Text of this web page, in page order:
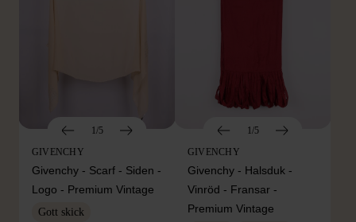
1/5
GIVENCHY
Givenchy - Scarf - Siden -
Logo - Premium Vintage
Gott skick
1/5
GIVENCHY
Givenchy - Halsduk -
Vinröd - Fransar -
Premium Vintage